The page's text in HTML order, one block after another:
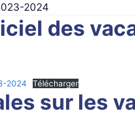
2024
des
2024 Télécharger
sur les